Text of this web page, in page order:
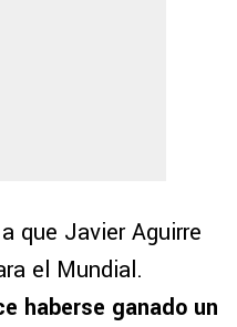
que Javier Aguirre
el Mundial.
haberse ganado un